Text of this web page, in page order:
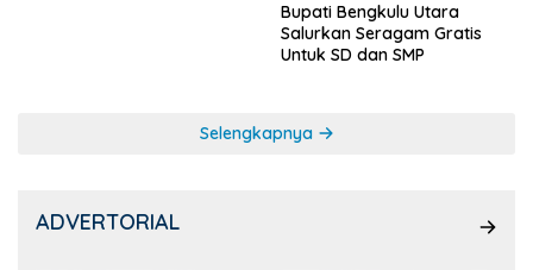
Bupati Bengkulu Utara
Salurkan Seragam Gratis
Untuk SD dan SMP
Selengkapnya
ADVERTORIAL